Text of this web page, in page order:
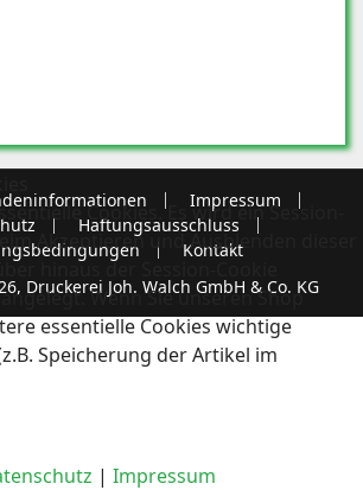
Impressum
Haftungsausschluss
Kontakt
Druckerei Joh. Walch GmbH & Co. KG
Cookies. Es wird ein Session-
Akzeptieren und Ausblenden dieser
hinaus der Session-Cookie
Wenn Sie unseren Shop
essentielle Cookies wichtige
Speicherung der Artikel im
| Impressum